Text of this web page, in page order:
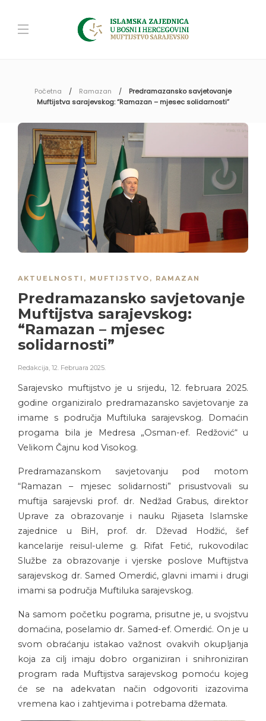
Početna Ramazan
Predramazansko savjetovanje
Muftijstva sarajevskog: “Ramazan – mjesec solidarnosti”
AKTUELNOSTI , MUFTIJSTVO , RAMAZAN
Predramazansko savjetovanje
Muftijstva sarajevskog:
“Ramazan – mjesec
solidarnosti”
Redakcija, 12. Februara 2025.
Sarajevsko muftijstvo je u srijedu, 12. februara 2025.
godine organiziralo predramazansko savjetovanje za
imame s područja Muftiluka sarajevskog. Domaćin
progama bila je Medresa „Osman-ef. Redžović“ u
Velikom Čajnu kod Visokog.
Predramazanskom savjetovanju pod motom
“Ramazan – mjesec solidarnosti” prisustvovali su
muftija sarajevski prof. dr. Nedžad Grabus, direktor
Uprave za obrazovanje i nauku Rijaseta Islamske
zajednice u BiH, prof. dr. Dževad Hodžić, šef
kancelarije reisul-uleme g. Rifat Fetić, rukovodilac
Službe za obrazovanje i vjerske poslove Muftijstva
sarajevskog dr. Samed Omerdić, glavni imami i drugi
imami sa područja Muftiluka sarajevskog.
Na samom početku pograma, prisutne je, u svojstvu
domaćina, poselamio dr. Samed-ef. Omerdić. On je u
svom obraćanju istakao važnost ovakvih okupljanja
koja za cilj imaju dobro organiziran i snihroniziran
program rada Muftijstva sarajevskog pomoću kojeg
će se na adekvatan način odgovoriti izazovima
vremena kao i zahtjevima i potrebama džemata.